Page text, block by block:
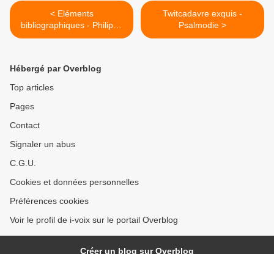
< Eléments
bibliographiques - Philippe
Rahmy
Twitcadavre exquis -
Psalmodie >
Hébergé par Overblog
Top articles
Pages
Contact
Signaler un abus
C.G.U.
Cookies et données personnelles
Préférences cookies
Voir le profil de i-voix sur le portail Overblog
Créer un blog sur Overblog